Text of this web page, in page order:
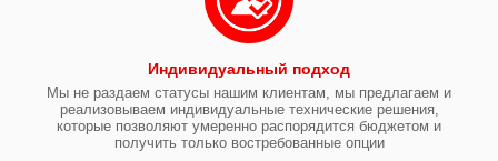
Индивидуальный подход
Мы не раздаем статусы нашим клиентам, мы предлагаем и
реализовываем индивидуальные технические решения,
которые позволяют умеренно распорядится бюджетом и
получить только востребованные опции